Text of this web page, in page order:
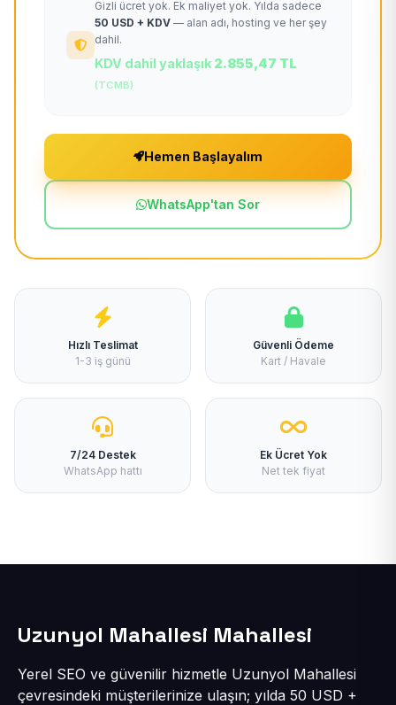
Gizli ücret yok. Ek maliyet yok. Yılda sadece
50 USD + KDV — alan adı, hosting ve her şey
dahil.
KDV dahil yaklaşık 2.855,47 TL
(TCMB)
Hemen Başlayalım
WhatsApp'tan Sor
Hızlı Teslimat
1-3 iş günü
Güvenli Ödeme
Kart / Havale
7/24 Destek
WhatsApp hattı
Ek Ücret Yok
Net tek fiyat
Uzunyol Mahallesi Mahallesi
Yerel SEO ve güvenilir hizmetle Uzunyol Mahallesi
çevresindeki müşterilerinize ulaşın; yılda 50 USD +